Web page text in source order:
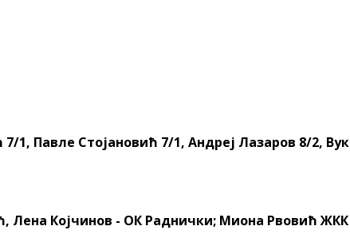
Павле Стојановић 7/1, Андреј Лазаров 8/2, Вук
Лена Којчинов - ОК Раднички; Миона Рвовић ЖКК